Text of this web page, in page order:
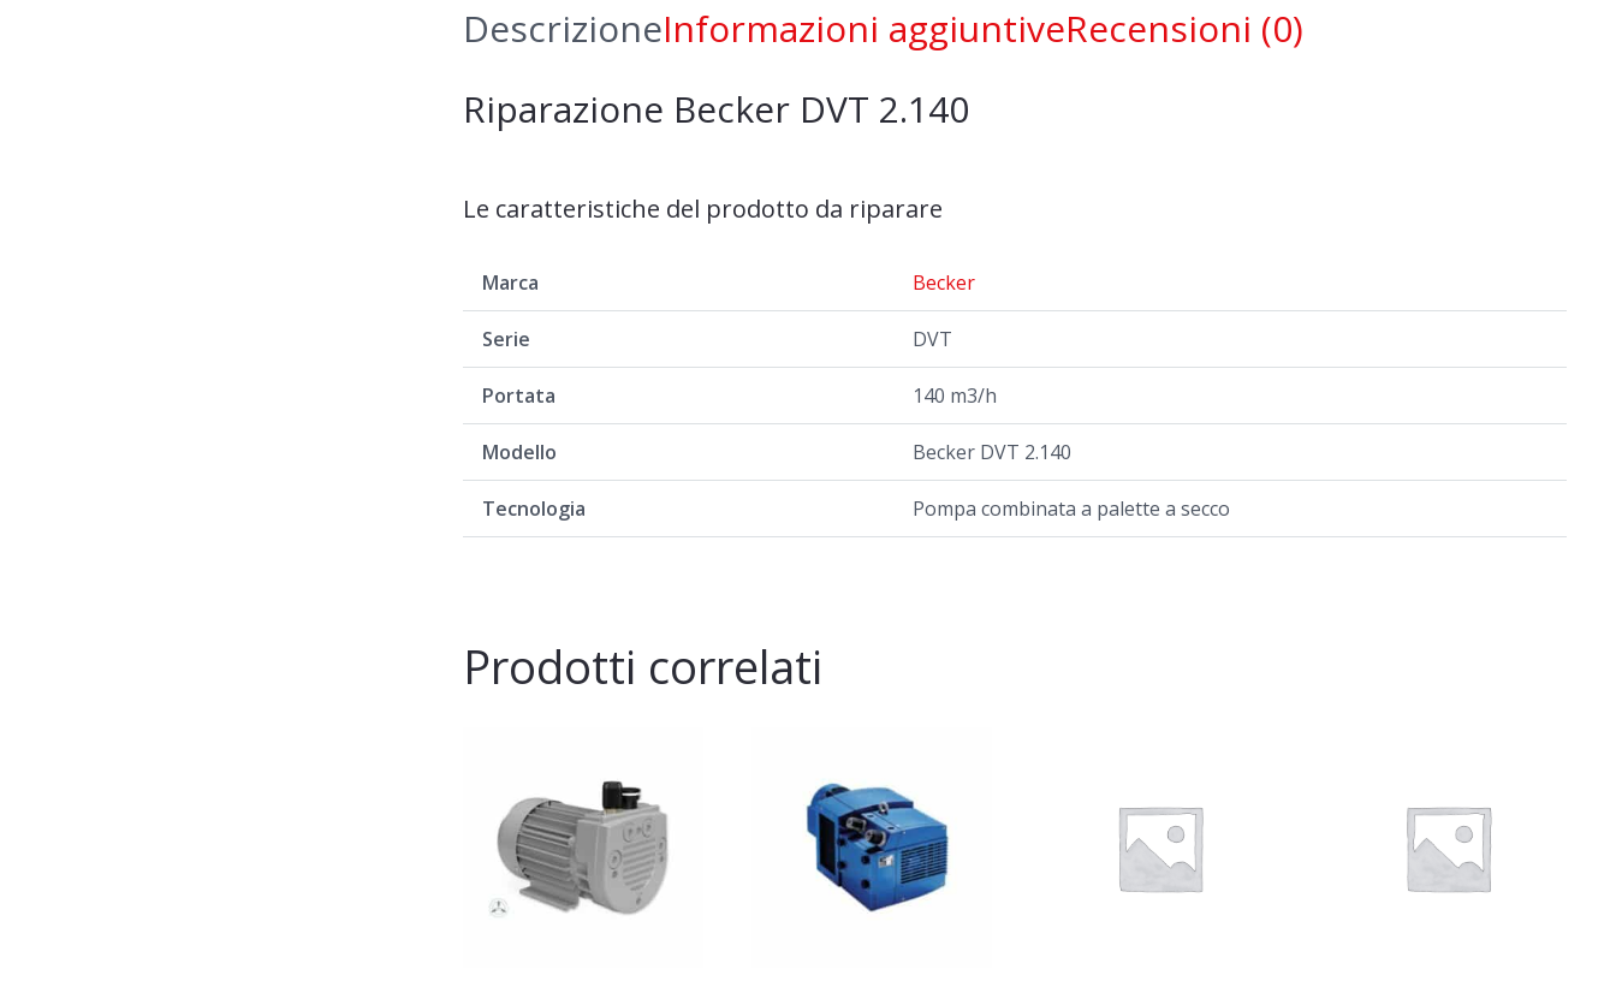
DescrizioneInformazioni aggiuntiveRecensioni (0)
Riparazione Becker DVT 2.140
Le caratteristiche del prodotto da riparare
Marca Becker
Serie DVT
Portata 140 m3/h
Modello Becker DVT 2.140
Tecnologia Pompa combinata a palette a secco
Prodotti correlati